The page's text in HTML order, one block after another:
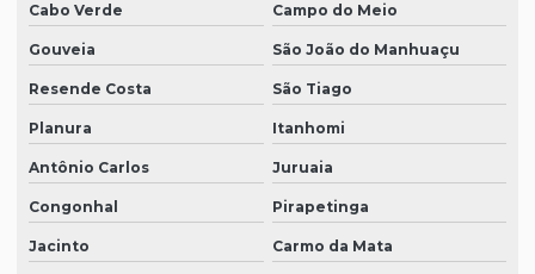
Cabo Verde Campo do Meio
Gouveia São João do Manhuaçu
Resende Costa São Tiago
Planura Itanhomi
Antônio Carlos Juruaia
Congonhal Pirapetinga
Jacinto Carmo da Mata